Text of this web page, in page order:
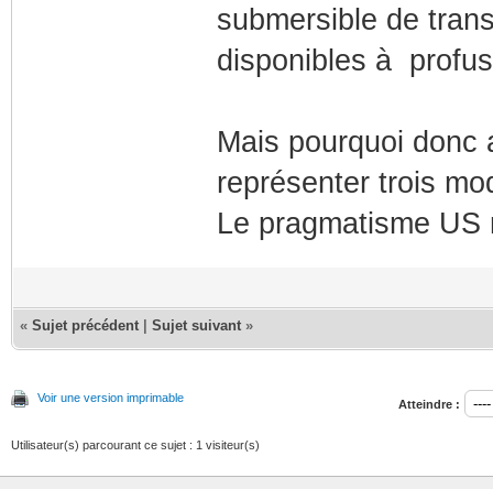
submersible de
disponibles à
Mais pourquoi donc
représenter trois
Le pragmatisme
« Sujet précédent Sujet suivant »
Voir une version imprimable Atteindre :
Utilisateur(s) parcourant ce sujet : 1 visiteur(s)